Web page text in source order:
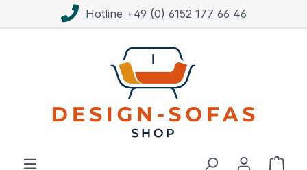
Zum Hauptinhalt springenKostenloser Versand ab 1.000€**